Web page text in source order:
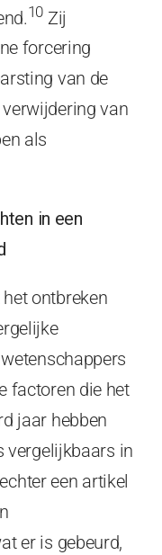
10 Zij
forcering
van de
van
als
in een
ontbreken
factoren die het
jaar hebben
vergelijkbaars in
een artikel
er is gebeurd,